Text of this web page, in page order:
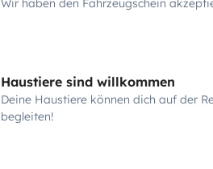
Wir haben den Fahrzeugschein
Haustiere sind willkommen
Deine Haustiere können dich auf der
begleiten!